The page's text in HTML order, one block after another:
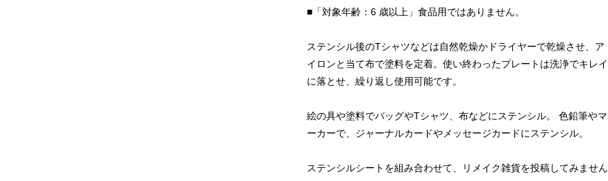
■「対象年齢：6 歳以上」食品用ではありません。
ステンシル後のTシャツなどは自然乾燥かドライヤーで乾燥させ、ア
イロンと当て布で塗料を定着。使い終わったプレートは洗浄でキレイ
に落とせ、繰り返し使用可能です。
絵の具や塗料でバッグやTシャツ、布などにステンシル。 色鉛筆やマ
ーカーで、ジャーナルカードやメッセージカードにステンシル。
ステンシルシートを組み合わせて、リメイク雑貨を投稿してみません